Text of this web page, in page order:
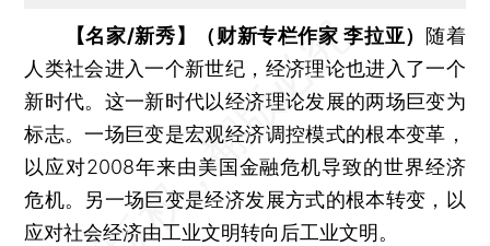
【名家/新秀】（财新专栏作家 李拉亚） 随着
人类社会进入一个新世纪，经济理论也进入了一个
新时代。这一新时代以经济理论发展的两场巨变为
标志。一场巨变是宏观经济调控模式的根本变革，
以应对2008年来由美国金融危机导致的世界经济
危机。另一场巨变是经济发展方式的根本转变，以
应对社会经济由工业文明转向后工业文明。